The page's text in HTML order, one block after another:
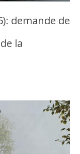
demande de
la